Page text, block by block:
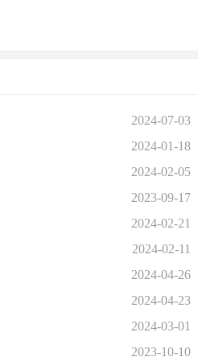
2024-07-03
2024-01-18
2024-02-05
2023-09-17
2024-02-21
2024-02-11
2024-04-26
2024-04-23
2024-03-01
2023-10-10